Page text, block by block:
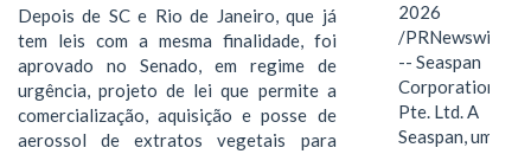
Depois de SC e Rio de Janeiro, que já
tem leis com a mesma finalidade, foi
aprovado no Senado, em regime de
urgência, projeto de lei que permite a
comercialização, aquisição e posse de
aerossol de extratos vegetais para
2026
/PRNewswire/
-- Seaspan
Corporation
Pte. Ltd. A
Seaspan, uma